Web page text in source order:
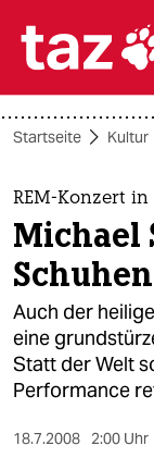

themen
politik
öko
gesellschaft
kultur
sport
Startseite Kultur
REM-Konzert in
Michael
Schuhen
Auch der
eine
Statt der Welt
Performance
18.7.2008 2:00 Uhr